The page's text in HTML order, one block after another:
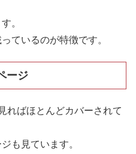
。
ているのが特徴です。
ージ
ればほとんどカバーされて
も見ています。